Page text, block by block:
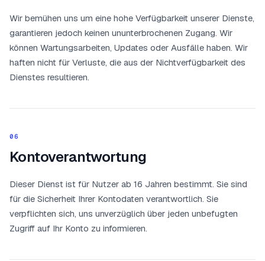
Wir bemühen uns um eine hohe Verfügbarkeit unserer Dienste,
garantieren jedoch keinen ununterbrochenen Zugang. Wir
können Wartungsarbeiten, Updates oder Ausfälle haben. Wir
haften nicht für Verluste, die aus der Nichtverfügbarkeit des
Dienstes resultieren.
06
Kontoverantwortung
Dieser Dienst ist für Nutzer ab 16 Jahren bestimmt. Sie sind
für die Sicherheit Ihrer Kontodaten verantwortlich. Sie
verpflichten sich, uns unverzüglich über jeden unbefugten
Zugriff auf Ihr Konto zu informieren.